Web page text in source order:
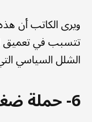
ويرى الكاتب أن
تتسبب في تعميق
الشلل السياسي
6- حملة ضغط محسوبة